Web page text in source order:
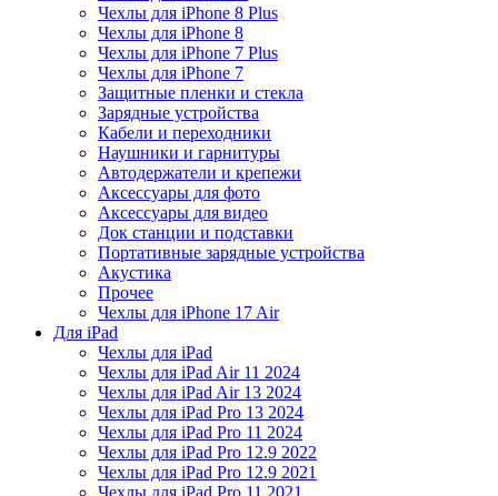
Чехлы для iPhone 8 Plus
Чехлы для iPhone 8
Чехлы для iPhone 7 Plus
Чехлы для iPhone 7
Защитные пленки и стекла
Зарядные устройства
Кабели и переходники
Наушники и гарнитуры
Автодержатели и крепежи
Аксессуары для фото
Аксессуары для видео
Док станции и подставки
Портативные зарядные устройства
Акустика
Прочее
Чехлы для iPhone 17 Air
Для iPad
Чехлы для iPad
Чехлы для iPad Air 11 2024
Чехлы для iPad Air 13 2024
Чехлы для iPad Pro 13 2024
Чехлы для iPad Pro 11 2024
Чехлы для iPad Pro 12.9 2022
Чехлы для iPad Pro 12.9 2021
Чехлы для iPad Pro 11 2021